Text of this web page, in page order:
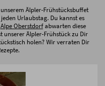
Älpler-Frühstücksbuffet
Urlaubstag. Du kannst es
Alpe Oberstdorfabwarten diese
unserer Älpler-Frühstück zu Dir
holen? Wir verraten Dir